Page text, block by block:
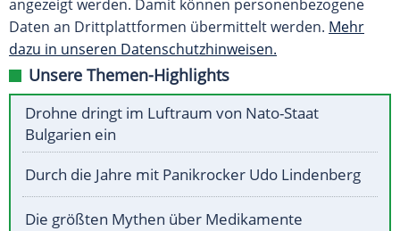
angezeigt werden. Damit können personenbezogene
Daten an Drittplattformen übermittelt werden. Mehr
dazu in unseren Datenschutzhinweisen.
Unsere Themen-Highlights
Drohne dringt im Luftraum von Nato-Staat
Bulgarien ein
Durch die Jahre mit Panikrocker Udo Lindenberg
Die größten Mythen über Medikamente